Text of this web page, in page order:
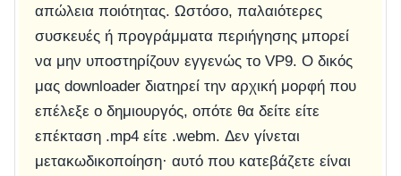
απώλεια ποιότητας. Ωστόσο, παλαιότερες
συσκευές ή προγράμματα περιήγησης μπορεί
να μην υποστηρίζουν εγγενώς το VP9. Ο δικός
μας downloader διατηρεί την αρχική μορφή που
επέλεξε ο δημιουργός, οπότε θα δείτε είτε
επέκταση .mp4 είτε .webm. Δεν γίνεται
μετακωδικοποίηση· αυτό που κατεβάζετε είναι